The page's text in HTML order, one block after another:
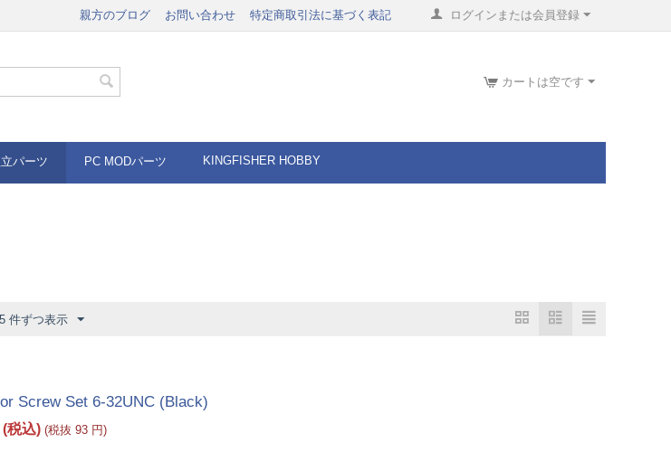
ログインまたは会員登録
親方のブログ お問い合わせ 特定商取引法に基づく表記
カートは空です
パーツ PC MODパーツ KINGFISHER HOBBY
件ずつ表示
Screw Set 6-32UNC (Black)
(税込) (税抜93 円)